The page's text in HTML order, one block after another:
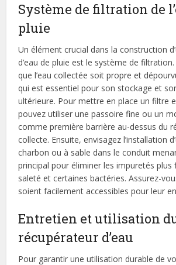
Système de filtration de
pluie
Un élément crucial dans la construction
d’eau de pluie est le système de
que l’eau collectée soit propre et
qui est essentiel pour son stockage et
ultérieure. Pour mettre en place un filtre
pouvez utiliser une passoire fine ou un
comme première barrière au-dessus du
collecte. Ensuite, envisagez l’installation
charbon ou à sable dans le conduit
principal pour éliminer les impuretés plus
saleté et certaines bactéries. Assurez-
soient facilement accessibles pour leur
Entretien et utilisation
récupérateur d’eau
Pour garantir une utilisation durable de